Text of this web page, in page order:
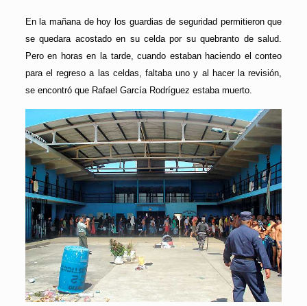
En la mañana de hoy los guardias de seguridad permitieron que
se quedara acostado en su celda por su quebranto de salud.
Pero en horas en la tarde, cuando estaban haciendo el conteo
para el regreso a las celdas, faltaba uno y al hacer la revisión,
se encontró que Rafael García Rodríguez estaba muerto.